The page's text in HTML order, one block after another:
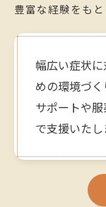
豊富な経験をも
幅広い症状
めの環境づ
サポートや
で支援いたし